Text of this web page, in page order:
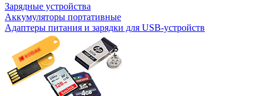
Зарядные устройства
Аккумуляторы портативные
Адаптеры питания и зарядки для USB-устройств